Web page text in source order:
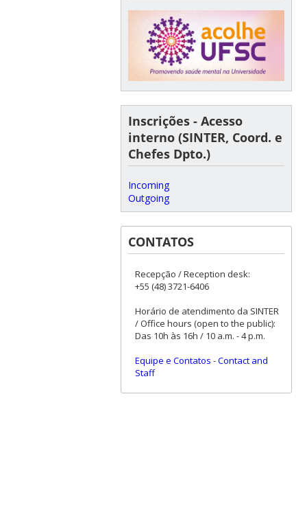
Inscrições - Acesso
interno (SINTER, Coord. e
Chefes Dpto.)
Incoming
Outgoing
CONTATOS
Recepção / Reception desk:
+55 (48) 3721-6406
Horário de atendimento da SINTER
/ Office hours (open to the public):
Das 10h às 16h / 10 a.m. - 4 p.m.
Equipe e Contatos -Contact and
Staff